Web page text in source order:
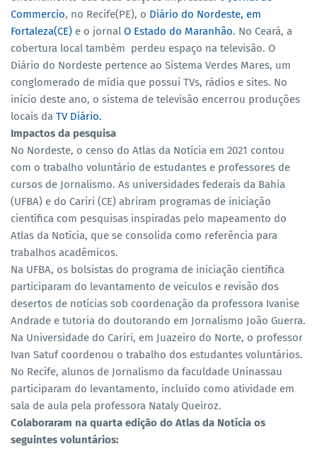
Commercio, no Recife(PE), o Diário do Nordeste, em
Fortaleza(CE) e o jornal O Estado do Maranhão. No Ceará, a
cobertura local também perdeu espaço na televisão. O
Diário do Nordeste pertence ao Sistema Verdes Mares, um
conglomerado de mídia que possui TVs, rádios e sites. No
início deste ano, o sistema de televisão encerrou produções
locais da TV Diário.
Impactos da pesquisa
No Nordeste, o censo do Atlas da Notícia em 2021 contou
com o trabalho voluntário de estudantes e professores de
cursos de Jornalismo. As universidades federais da Bahia
(UFBA) e do Cariri (CE) abriram programas de iniciação
científica com pesquisas inspiradas pelo mapeamento do
Atlas da Notícia, que se consolida como referência para
trabalhos acadêmicos.
Na UFBA, os bolsistas do programa de iniciação científica
participaram do levantamento de veículos e revisão dos
desertos de notícias sob coordenação da professora Ivanise
Andrade e tutoria do doutorando em Jornalismo João Guerra.
Na Universidade do Cariri, em Juazeiro do Norte, o professor
Ivan Satuf coordenou o trabalho dos estudantes voluntários.
No Recife, alunos de Jornalismo da faculdade Uninassau
participaram do levantamento, incluído como atividade em
sala de aula pela professora Nataly Queiroz.
Colaboraram na quarta edição do Atlas da Notícia os
seguintes voluntários: